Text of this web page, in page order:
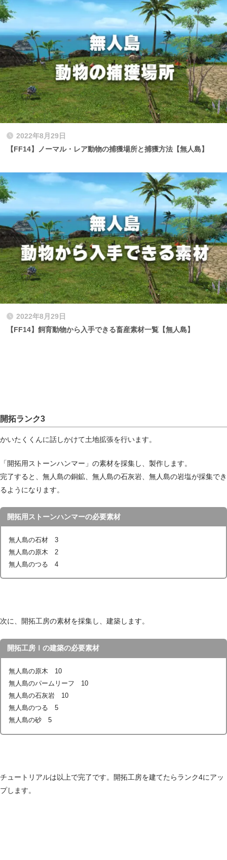
2022年8月29日
【FF14】ノーマル・レア動物の捕獲場所と捕獲方法【無人島】
2022年8月29日
【FF14】飼育動物から入手できる畜産素材一覧【無人島】
開拓ランク3
かいたくくんに話しかけて土地拡張を行います。
「開拓用ストーンハンマー」の素材を採集し、製作します。
完了すると、無人島の銅鉱、無人島の石灰岩、無人島の岩塩が採集でき
るようになります。
開拓用ストーンハンマーの必要素材
無人島の石材 3
無人島の原木 2
無人島のつる 4
次に、開拓工房の素材を採集し、建築します。
開拓工房Ⅰの建築の必要素材
無人島の原木 10
無人島のパームリーフ 10
無人島の石灰岩 10
無人島のつる 5
無人島の砂 5
チュートリアルは以上で完了です。開拓工房を建てたらランク4にアッ
プします。